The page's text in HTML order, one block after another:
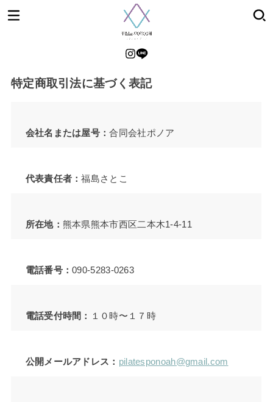
特定商取引法に基づく表記
会社名または屋号：合同会社ポノア
代表責任者：福島さとこ
所在地： 熊本県熊本市西区二本木1-4-11
電話番号：090-5283-0263
電話受付時間： １０時〜１７時
公開メールアドレス： pilatesponoah@gmail.com